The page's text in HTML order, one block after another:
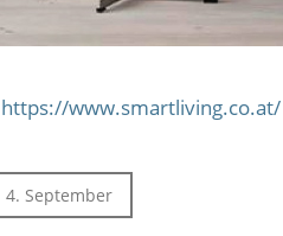
https://www.smartliving.co.at/
4. September